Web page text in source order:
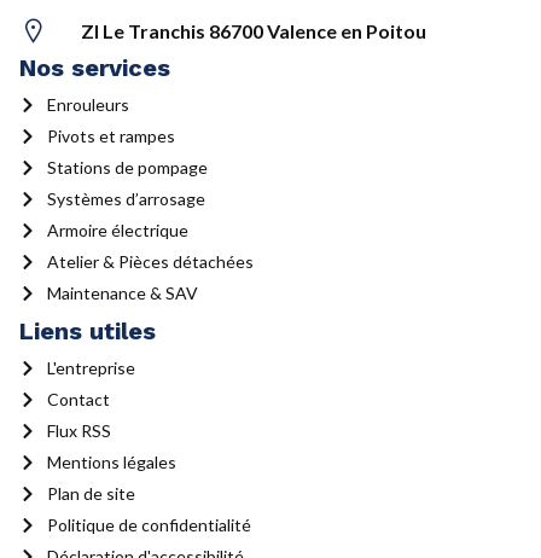
ZI Le Tranchis 86700 Valence en Poitou
Nos services
Enrouleurs
Pivots et rampes
Stations de pompage
Systèmes d’arrosage
Armoire électrique
Atelier & Pièces détachées
Maintenance & SAV
Liens utiles
L'entreprise
Contact
Flux RSS
Mentions légales
Plan de site
Politique de confidentialité